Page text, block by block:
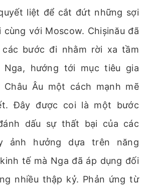
liệt để cắt đứt những sợi
với Moscow. Chișinău đã
bước đi nhằm rời xa tầm
Nga, hướng tới mục tiêu gia
Châu Âu một cách mạnh mẽ
Đây được coi là một bước
dấu sự thất bại của các
ảnh hưởng dựa trên năng
tế mà Nga đã áp dụng đối
nhiều thập kỷ. Phản ứng từ